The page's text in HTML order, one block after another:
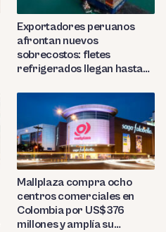
Exportadores peruanos
afrontan nuevos
sobrecostos: fletes
refrigerados llegan hasta
Mallplaza compra ocho
centros comerciales en
Colombia por US$376
millones y amplía su